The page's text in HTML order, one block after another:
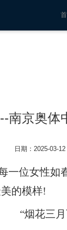
南京奥
日期：2025-03-
一位女性如
的模样!
“烟花三